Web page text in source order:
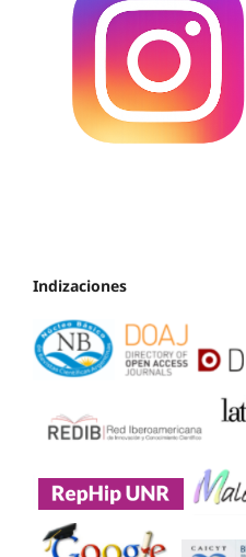
Indizaciones